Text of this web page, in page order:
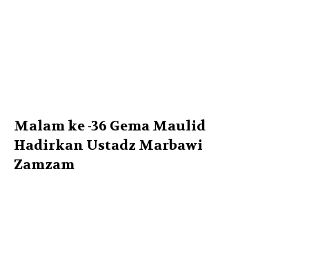
Malam ke -36 Gema Maulid
Hadirkan Ustadz Marbawi
Zamzam